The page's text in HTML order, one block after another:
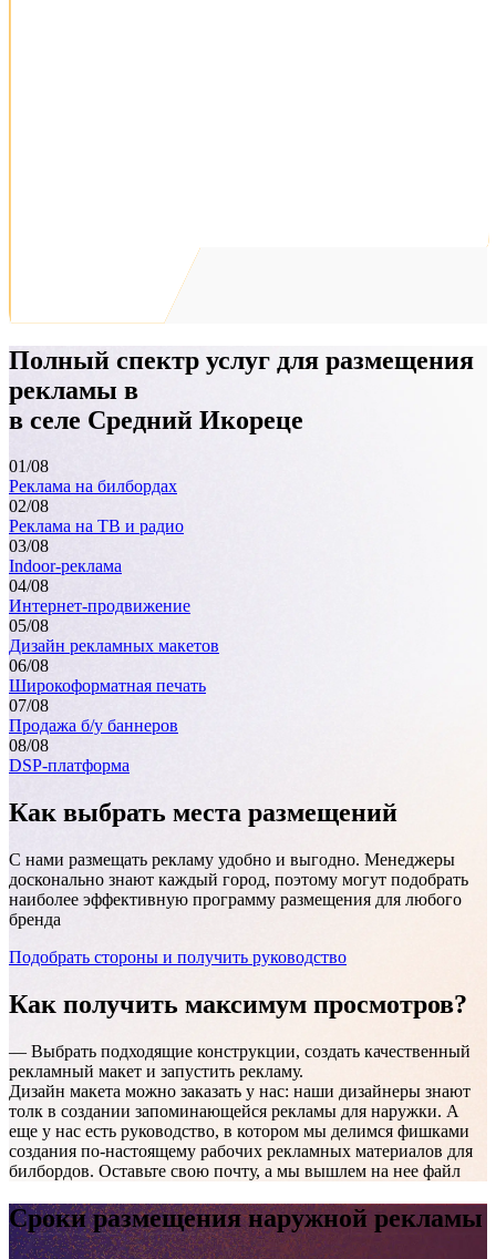
Полный спектр услуг для размещения
рекламы в
в селе Средний Икореце
01/08
Реклама на билбордах
02/08
Реклама на ТВ и радио
03/08
Indoor-реклама
04/08
Интернет-продвижение
05/08
Дизайн рекламных макетов
06/08
Широкоформатная печать
07/08
Продажа б/у баннеров
08/08
DSP-платформа
Как выбрать места размещений
С нами размещать рекламу удобно и выгодно. Менеджеры
досконально знают каждый город, поэтому могут подобрать
наиболее эффективную программу размещения для любого
бренда
Подобрать стороны и получить руководство
Как получить максимум просмотров?
— Выбрать подходящие конструкции, создать качественный
рекламный макет и запустить рекламу.
Дизайн макета можно заказать у нас: наши дизайнеры знают
толк в создании запоминающейся рекламы для наружки. А
еще у нас есть руководство, в котором мы делимся фишками
создания по-настоящему рабочих рекламных материалов для
билбордов. Оставьте свою почту, а мы вышлем на нее файл
Сроки размещения наружной рекламы